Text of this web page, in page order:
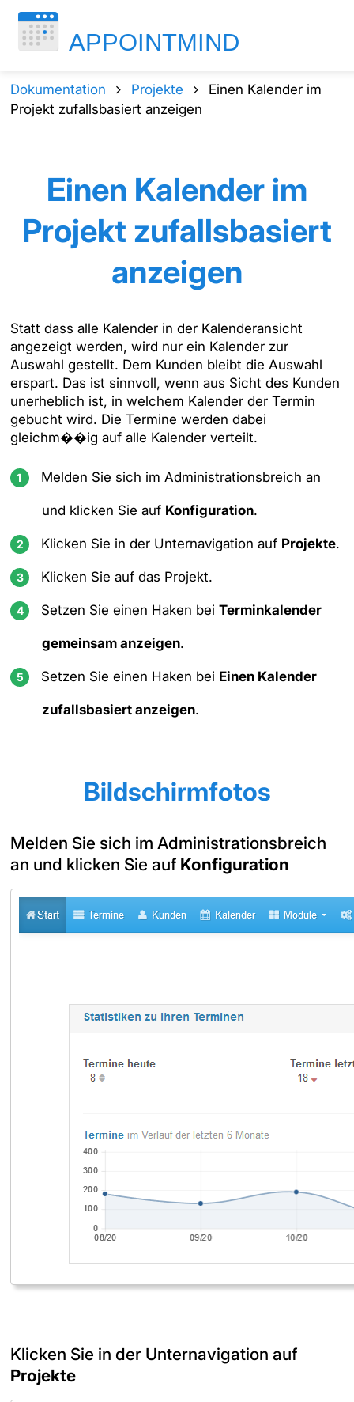
Dokumentation Projekte
Einen Kalender im
Projekt zufallsbasiert anzeigen
Einen Kalender im
Projekt zufallsbasiert
anzeigen
Statt dass alle Kalender in der Kalenderansicht
angezeigt werden, wird nur ein Kalender zur
Auswahl gestellt. Dem Kunden bleibt die Auswahl
erspart. Das ist sinnvoll, wenn aus Sicht des Kunden
unerheblich ist, in welchem Kalender der Termin
gebucht wird. Die Termine werden dabei
gleichm��ig auf alle Kalender verteilt.
Melden Sie sich im Administrationsbreich an
und klicken Sie auf Konfiguration.
Klicken Sie in der Unternavigation auf Projekte.
Klicken Sie auf das Projekt.
Setzen Sie einen Haken bei Terminkalender
gemeinsam anzeigen.
Setzen Sie einen Haken bei Einen Kalender
zufallsbasiert anzeigen.
Bildschirmfotos
Melden Sie sich im Administrationsbreich
an und klicken Sie auf Konfiguration
Klicken Sie in der Unternavigation auf
Projekte